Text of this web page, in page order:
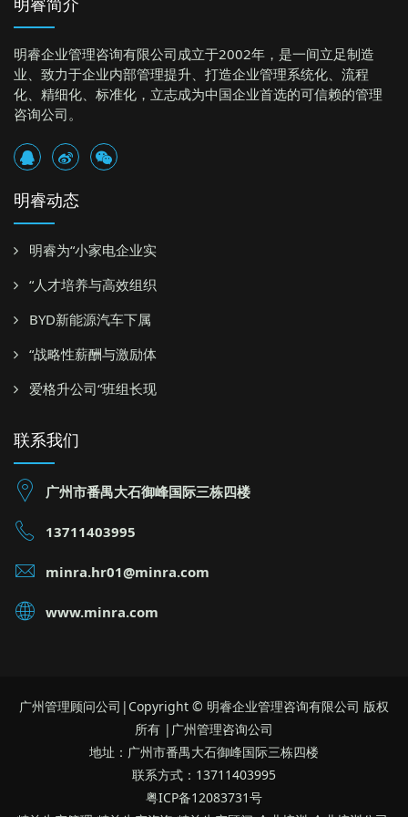
明睿简介
明睿企业管理咨询有限公司成立于2002年，是一间立足制造
业、致力于企业内部管理提升、打造企业管理系统化、流程
化、精细化、标准化，立志成为中国企业首选的可信赖的管理
咨询公司。
明睿动态
明睿为“小家电企业实
“人才培养与高效组织
BYD新能源汽车下属
“战略性薪酬与激励体
爱格升公司“班组长现
联系我们
广州市番禺大石御峰国际三栋四楼
13711403995
minra.hr01@minra.com
www.minra.com
广州管理顾问公司|Copyright © 明睿企业管理咨询有限公司 版权
所有 |广州管理咨询公司
地址：广州市番禺大石御峰国际三栋四楼
联系方式：13711403995
粤ICP备12083731号